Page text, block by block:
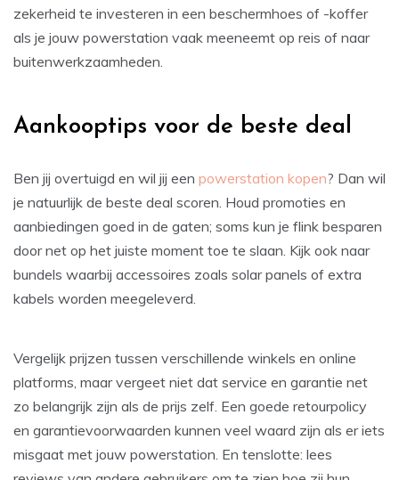
zekerheid te investeren in een beschermhoes of -koffer
als je jouw powerstation vaak meeneemt op reis of naar
buitenwerkzaamheden.
Aankooptips voor de beste deal
Ben jij overtuigd en wil jij een powerstation kopen? Dan wil
je natuurlijk de beste deal scoren. Houd promoties en
aanbiedingen goed in de gaten; soms kun je flink besparen
door net op het juiste moment toe te slaan. Kijk ook naar
bundels waarbij accessoires zoals solar panels of extra
kabels worden meegeleverd.
Vergelijk prijzen tussen verschillende winkels en online
platforms, maar vergeet niet dat service en garantie net
zo belangrijk zijn als de prijs zelf. Een goede retourpolicy
en garantievoorwaarden kunnen veel waard zijn als er iets
misgaat met jouw powerstation. En tenslotte: lees